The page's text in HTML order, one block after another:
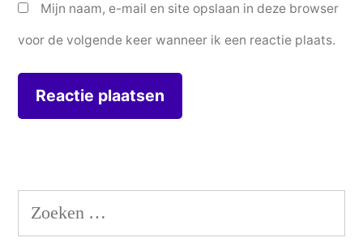
Mijn naam, e-mail en site opslaan in deze browser
voor de volgende keer wanneer ik een reactie plaats.
Zoeken
naar: